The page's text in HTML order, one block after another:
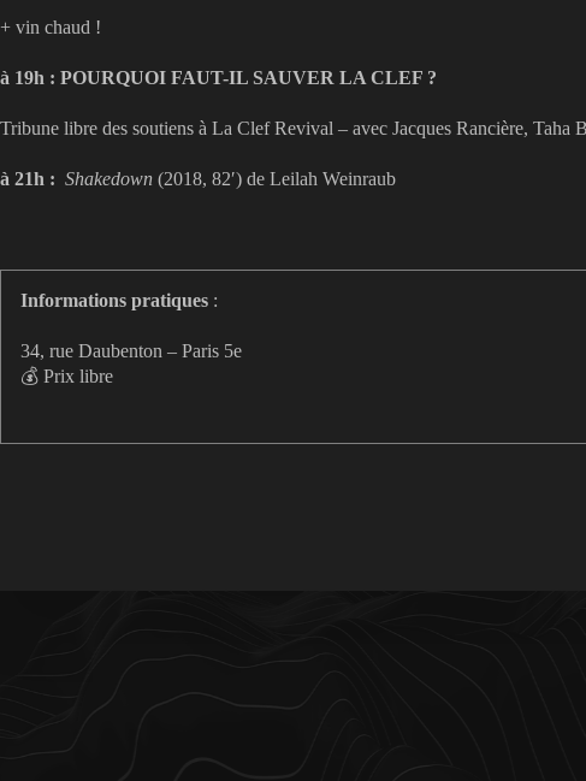
+ vin chaud !
à 19h : POURQUOI FAUT-IL SAUVER LA CLEF ?
Tribune libre des soutiens à La Clef Revival – avec Jacques Rancière,
à 21h : Shakedown (2018, 82′) de Leilah Weinraub
Informations pratiques :
34, rue Daubenton – Paris 5e
💰 Prix libre